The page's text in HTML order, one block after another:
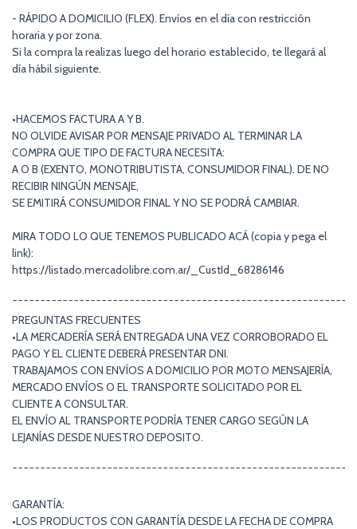
- RÁPIDO A DOMICILIO (FLEX). Envíos en el día con restricción
horaria y por zona.
Si la compra la realizas luego del horario establecido, te llegará al
día hábil siguiente.
•HACEMOS FACTURA A Y B.
NO OLVIDE AVISAR POR MENSAJE PRIVADO AL TERMINAR LA
COMPRA QUE TIPO DE FACTURA NECESITA:
A O B (EXENTO, MONOTRIBUTISTA, CONSUMIDOR FINAL). DE NO
RECIBIR NINGÚN MENSAJE,
SE EMITIRÁ CONSUMIDOR FINAL Y NO SE PODRÁ CAMBIAR.
MIRA TODO LO QUE TENEMOS PUBLICADO ACÁ (copia y pega el
link):
https://listado.mercadolibre.com.ar/_CustId_68286146
PREGUNTAS FRECUENTES
•LA MERCADERÍA SERÁ ENTREGADA UNA VEZ CORROBORADO EL
PAGO Y EL CLIENTE DEBERÁ PRESENTAR DNI.
TRABAJAMOS CON ENVÍOS A DOMICILIO POR MOTO MENSAJERÍA,
MERCADO ENVÍOS O EL TRANSPORTE SOLICITADO POR EL
CLIENTE A CONSULTAR.
EL ENVÍO AL TRANSPORTE PODRÍA TENER CARGO SEGÚN LA
LEJANÍAS DESDE NUESTRO DEPOSITO.
GARANTÍA:
•LOS PRODUCTOS CON GARANTÍA DESDE LA FECHA DE COMPRA